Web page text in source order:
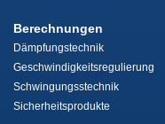
Berechnungen
Dämpfungstechnik
Geschwindigkeitsregulierung
Schwingungsstechnik
Sicherheitsprodukte